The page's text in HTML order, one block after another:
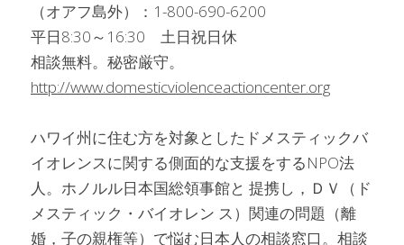
（オアフ島外）：1-800-690-6200
平日8:30～16:30　土日祝日休
相談無料。秘密厳守。
http://www.domesticviolenceactioncenter.org
ハワイ州に住む方を対象としたドメスティックバ
イオレンスに関する側面的な支援をするNPO法
人。ホノルル日本国総領事館と 提携し，ＤＶ（ド
メスティック・バイオレン ス）関連の問題（離
婚，子の親権等）で悩む日本人の相談窓口。相談